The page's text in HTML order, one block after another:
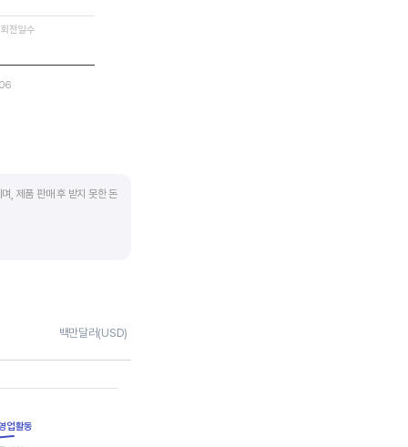
전일수
, 제품 판매 후 받지 못한 돈
→ 현금으로 회수되는
래처로부터 현금으로
한다는 의미라 상생이란
백만달러(USD)
업활동